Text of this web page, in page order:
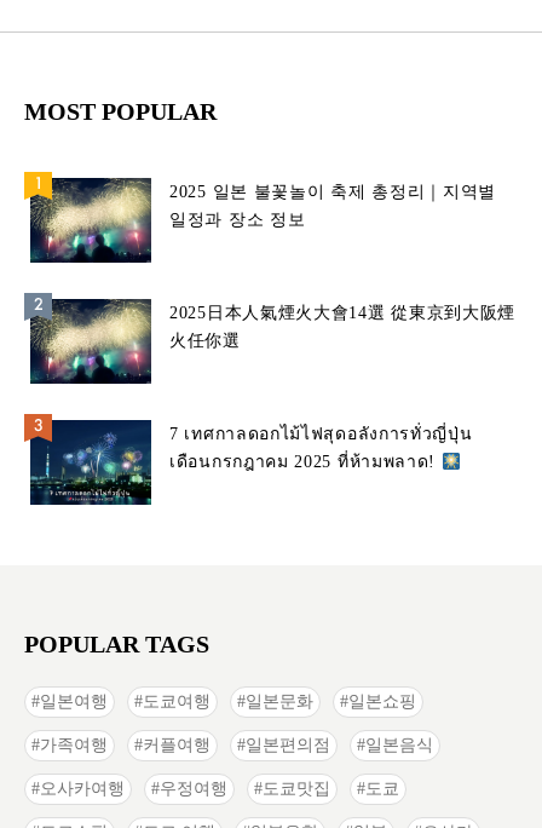
MOST POPULAR
2025 일본 불꽃놀이 축제 총정리｜지역별
일정과 장소 정보
2025日本人氣煙火大會14選 從東京到大阪煙
火任你選
7 เทศกาลดอกไม้ไฟสุดอลังการทั่วญี่ปุ่น
เดือนกรกฎาคม 2025 ที่ห้ามพลาด!
POPULAR TAGS
일본여행 도쿄여행 일본문화 일본쇼핑
가족여행 커플여행 일본편의점 일본음식
오사카여행 우정여행 도쿄맛집 도쿄